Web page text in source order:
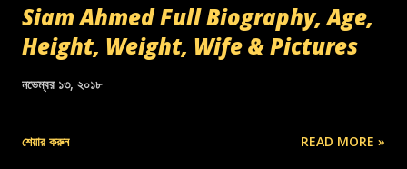
Siam Ahmed Full Biography, Age,
Height, Weight, Wife & Pictures
নভেম্বর ১৩, ২০১৮
শেয়ার করুন READ MORE »